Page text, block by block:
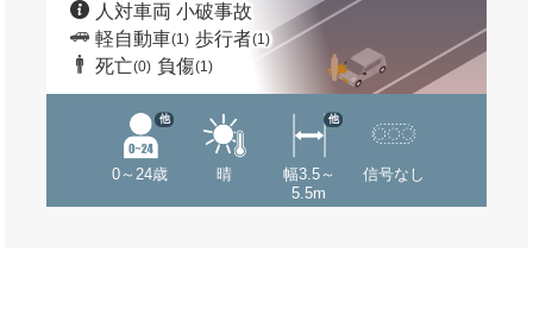
人対車両 小破事故
軽自動車(1) 歩行者(1)
死亡(0) 負傷(1)
0～24歳
他
晴
幅3.5～
5.5m
他
信号なし